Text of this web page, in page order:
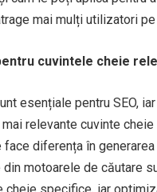
mai mulți utilizatori
cuvintele cheie
esențiale pentru SEO,
relevante cuvinte cheie
face diferența în
din motoarele de căutare